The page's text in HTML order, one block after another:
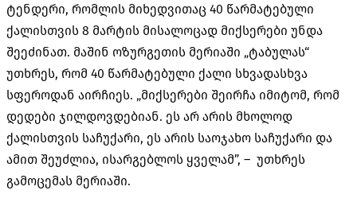
ტენდერი, რომლის მიხედვითაც 40 წარმატებული
ქალისთვის 8 მარტის მისალოცად მიქსერები უნდა
შეეძინათ. მაშინ ოზურგეთის მერიაში „ტაბულას“
უთხრეს, რომ 40 წარმატებული ქალი სხვადასხვა
სფეროდან აირჩიეს. „მიქსერები შეირჩა იმიტომ, რომ
დედები ჯილდოვდებიან. ეს არ არის მხოლოდ
ქალისთვის საჩუქარი, ეს არის საოჯახო საჩუქარი და
ამით შეუძლია, ისარგებლოს ყველამ”, – უთხრეს
გამოცემას მერიაში.